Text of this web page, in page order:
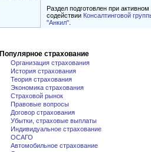
Раздел подготовлен при активном
содействии Консалтинговой
"Анкил"
Популярное страхование
Организация страхования
История страхования
Теория страхования
Экономика страхования
Страховой рынок
Правовые вопросы
Договор страхования
Убытки, страховые выплаты
Индивидуальное страхование
ОСАГО
Автомобильное страхование